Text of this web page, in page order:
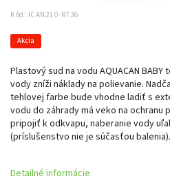
Kód: ICAN210-R736
Akcia
Plastový sud na vodu AQUACAN
vody zníži náklady na polievanie.
tehlovej farbe bude vhodne ladiť s
vodu do záhrady má veko na ochranu
pripojiť k odkvapu, naberanie vody
(príslušenstvo nie je súčasťou
Detailné informácie